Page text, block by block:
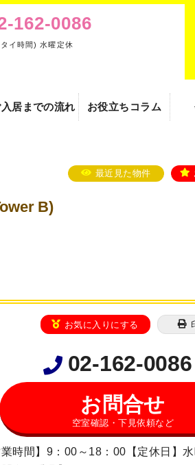
162-0086
イ時間) 水曜定休
居までの流れ お役立ちコラム
最近見た物件
B)
お気に入りにする
02-162-0086
お問合せ
空室確認・下見依頼など
業時間】9：00～18：00【定休日】水